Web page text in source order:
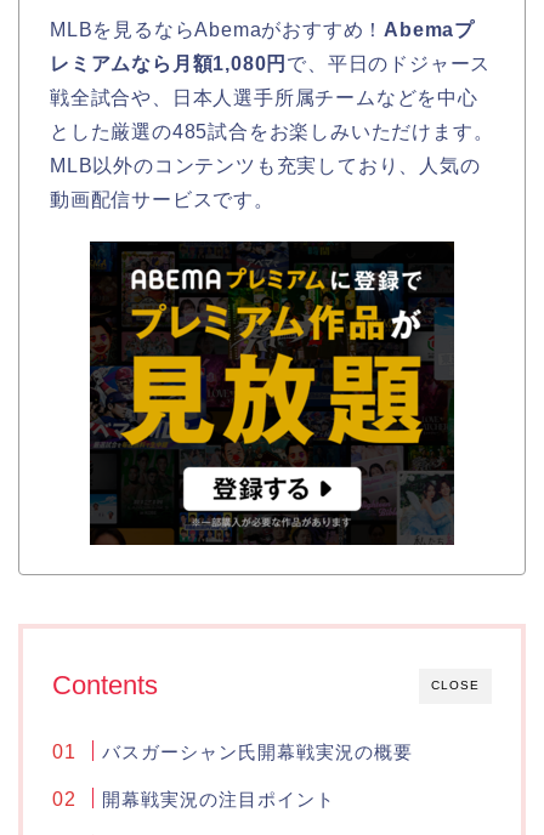
MLBを見るならAbemaがおすすめ！ Abemaプ
レミアムなら月額1,080円 で、平日のドジャース
戦全試合や、日本人選手所属チームなどを中心
とした厳選の485試合をお楽しみいただけます。
MLB以外のコンテンツも充実しており、人気の
動画配信サービスです。
CLOSE
Contents
バスガーシャン氏開幕戦実況の概要
開幕戦実況の注目ポイント